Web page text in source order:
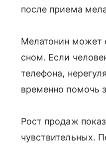
после приема
Мелатонин может
сном. Если
телефона,
временно помочь
Рост продаж
чувствительных.